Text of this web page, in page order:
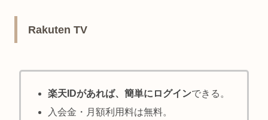
Rakuten TV
楽天IDがあれば、簡単にログインできる。
入会金・月額利用料は無料。